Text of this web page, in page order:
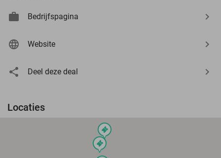
Bedrijfspagina
Website
Deel deze deal
Locaties
events
events